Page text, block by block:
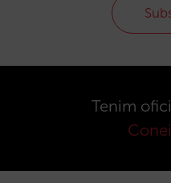
Tenim